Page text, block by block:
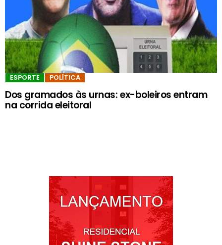
ESPORTE POLÍTICA
Dos gramados às urnas: ex-boleiros entram
na corrida eleitoral